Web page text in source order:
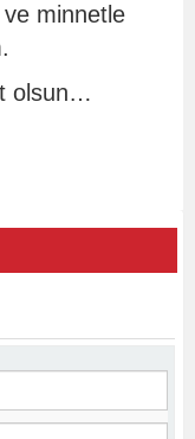
minnetle
olsun…